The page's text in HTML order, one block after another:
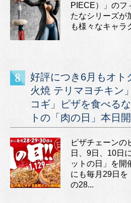
PIECE）」のフ
たなシリーズが
も様々なキャラ
好評につき6月もオト
火焼 テリマヨチキン
コギ」ピザを食べる
トの「肉の日」本日開
ピザチェーンの
日、9日、10日
ットの日」を開
にも毎月29日を
の28...